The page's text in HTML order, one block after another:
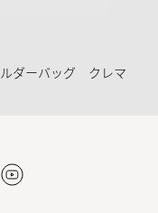
ダーバッグ クレマ